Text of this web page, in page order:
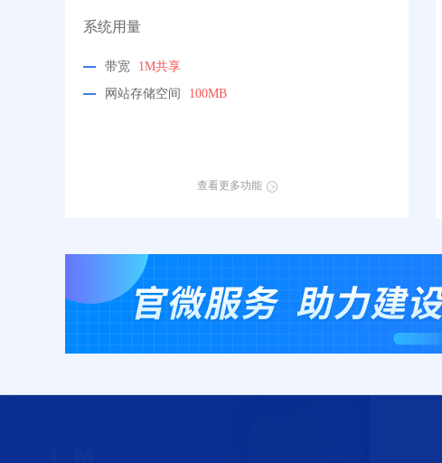
系统用量
带宽
1M共享
网站存储空间
100MB
查看更多功能